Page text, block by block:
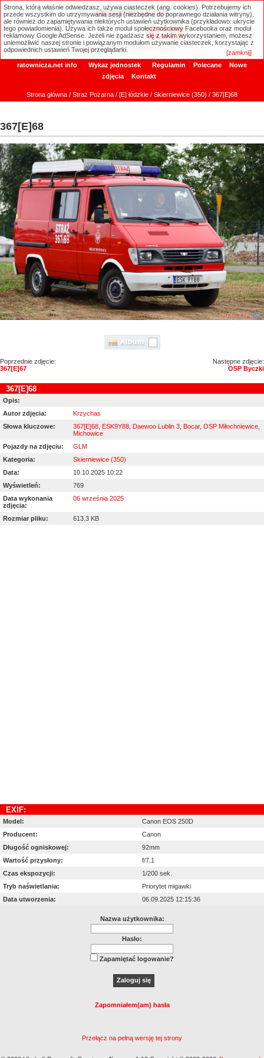
ratownicza.net
Wyszukiwanie zaawansowane
ratownicza.net info Wykaz jednostek Regulamin Polecane
Nowe
zdjęcia
Kontakt
Strona główna / Straż Pożarna / [E] łódzkie / Skierniewice (350) / 367[E]68
367[E]68
Poprzednie zdjęcie:
367[E]67
Następne zdjęcie:
OSP Byczki
367[E]68
Opis:
Autor zdjęcia:
Krzychas
Słowa kluczowe:
367[E]68 ESK9Y88 Daewoo Lublin 3 Bocar, OSP Miłochniewice
Michowice
Pojazdy na zdjęciu:
GLM
Kategoria:
Skierniewice (350)
Data:
10.10.2025 10:22
Wyświetleń:
769
Data wykonania
zdjęcia:
06 września 2025
Rozmiar pliku: 613.3 KB
EXIF:
Model:
Canon EOS 250D
Producent:
Canon
Długość ogniskowej:
92mm
Wartość przysłony:
f/7.1
Czas ekspozycji:
1/200 sek.
Tryb naświetlania:
Priorytet migawki
Data utworzenia:
06.09.2025 12:15:36
Nazwa użytkownika:
Hasło:
Zapamiętać logowanie?
Zapomniałem(am) hasła
Przełącz na pełną wersję tej strony
Strona, którą właśnie odwiedzasz, używa ciasteczek (ang. cookies). Potrzebujemy ich
przede wszystkim do utrzymywania sesji (niezbędne do poprawnego działania witryny),
ale również do zapamiętywania niektórych ustawień użytkownika (przykładowo: ukrycie
tego powiadomienia). Używa ich także moduł społecznościowy Facebooka oraz moduł
reklamowy Google AdSense. Jeżeli nie zgadzasz się z takim wykorzystaniem, możesz
uniemożliwić naszej stronie i powiązanym modułom używanie ciasteczek, korzystając z
odpowiednich ustawień Twojej przeglądarki.
[zamknij]